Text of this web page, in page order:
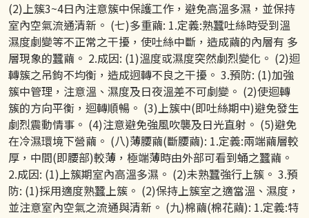
(2)上簇3~4日內注意簇中保護工作，避免高溫多濕，並保持
室內空氣流通清新。 (七)多重繭: 1.定義:熟蠶吐絲時受到溫
濕度劇變等不正常之干擾，使吐絲中斷，造成繭的內層有 多
層現象的蠶繭。 2.成因: (1)溫度或濕度突然劇烈變化。 (2)迴
轉簇之吊鉤不均衡，造成迥轉不良之干擾。 3.預防: (1)加強
簇中管理，注意溫、濕度及日夜溫差不可劇變。 (2)使迴轉
簇的方向平衡，迴轉順暢。 (3)上簇中(即吐絲期中)避免發生
劇烈震動情事。 (4)注意避免強風吹襲及日光直射。 (5)避免
在冷濕環境下營繭。 (八)薄腰繭(斷腰繭): 1.定義:兩端繭層較
厚，中間(即腰部)較薄，極端薄時由外部可看到蛹之蠶繭。
2.成因: (1)上簇期室內高溫多濕。 (2)未熟蠶強行上簇。 3.預
防: (1)採用適度熟蠶上簇。 (2)保持上簇室之適當溫、濕度，
並注意室內空氣之流通與清新。 (九)棉繭(棉花繭): 1.定義:特